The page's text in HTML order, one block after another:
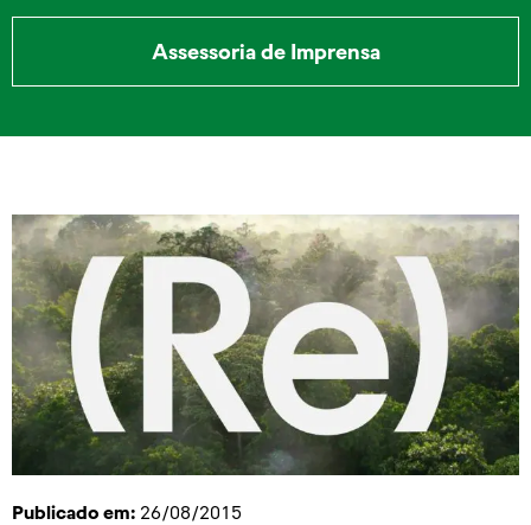
Assessoria de Imprensa
Publicado em: 26/08/2015